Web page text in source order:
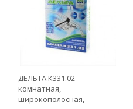
ДЕЛЬТА К331.02
комнатная,
широкополосная,